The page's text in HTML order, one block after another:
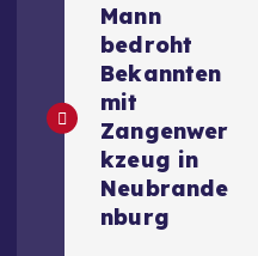
i
Mann
bedroht
Bekannten
mit
Zangenwer
kzeug in
Neubrande
nburg